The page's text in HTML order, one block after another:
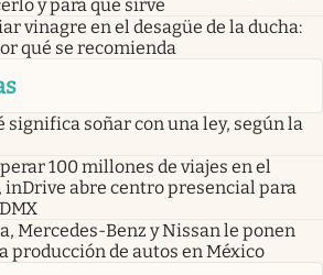
y para qué sirve
vinagre en el desagüe de la ducha:
qué se recomienda
significa soñar con una ley, según la
100 millones de viajes en el
abre centro presencial para
Mercedes-Benz y Nissan le ponen
producción de autos en México